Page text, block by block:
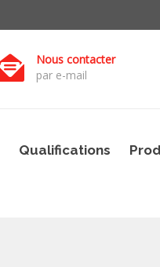
Nous contacter
par e-mail
Qualifications